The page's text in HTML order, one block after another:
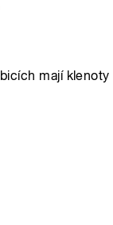
mají klenoty